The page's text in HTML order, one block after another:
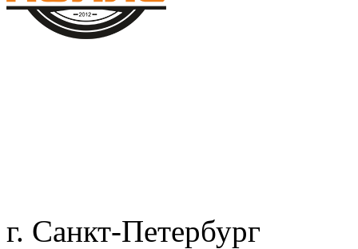
г. Санкт-Петербург